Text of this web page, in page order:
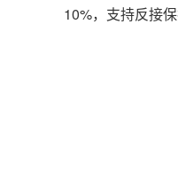
10%，支持反接